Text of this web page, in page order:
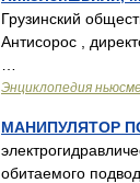
Грузинский
Антисорос ,
Энциклопедия
МАНИПУЛЯТОР
обитаемого